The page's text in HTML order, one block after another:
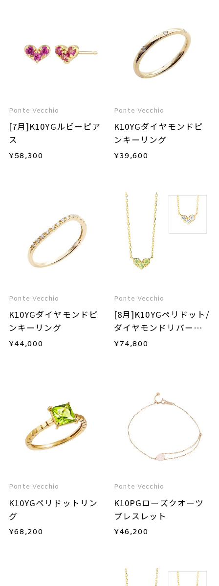
Ponte Vecchio
[7月]K10YGルビーピア
ス
¥58,300
Ponte Vecchio
K10YGダイヤモンドピ
ンキーリング
¥39,600
Ponte Vecchio
K10YGダイヤモンドピ
ンキーリング
¥44,000
Ponte Vecchio
[8月]K10YGペリドット/
ダイヤモンドリバーシ
ブルネックレス
¥74,800
Ponte Vecchio
K10YGペリドットリン
グ
¥68,200
Ponte Vecchio
K10PGローズクオーツ
ブレスレット
¥46,200